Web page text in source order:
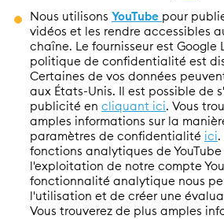
Nous utilisons YouTube pour
vidéos et les rendre accessibles
chaîne. Le fournisseur est Google
politique de confidentialité est
Certaines de vos données
aux États-Unis. Il est possible de
publicité en cliquant ici. Vous
amples informations sur la
paramètres de confidentialité ici
fonctions analytiques de
l'exploitation de notre compte
fonctionnalité analytique nous
l'utilisation et de créer une
Vous trouverez de plus amples